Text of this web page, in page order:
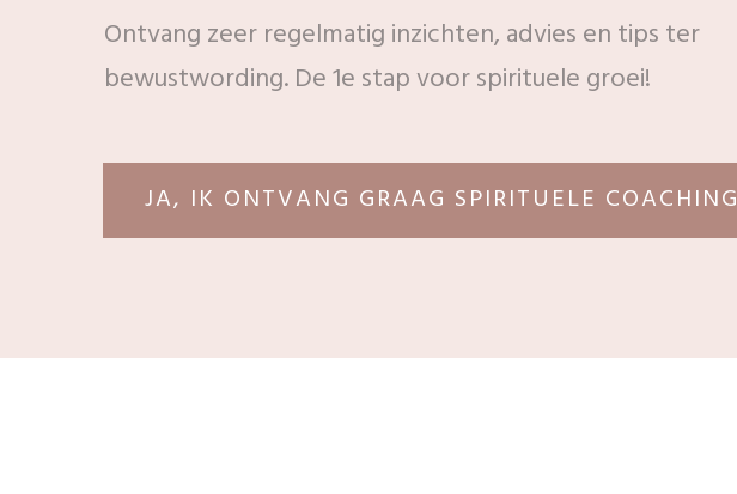
Ontvang zeer regelmatig inzichten, advies en tips ter
bewustwording. De 1e stap voor spirituele groei!
JA, IK ONTVANG GRAAG SPIRITUELE COACHING